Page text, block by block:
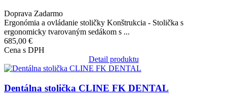
Doprava Zadarmo
Ergonómia a ovládanie stoličky Konštrukcia - Stolička s
ergonomicky tvarovaným sedákom s ...
685,00 €
Cena s DPH
Detail produktu
Obrázok
Dentálna stolička CLINE FK DENTAL